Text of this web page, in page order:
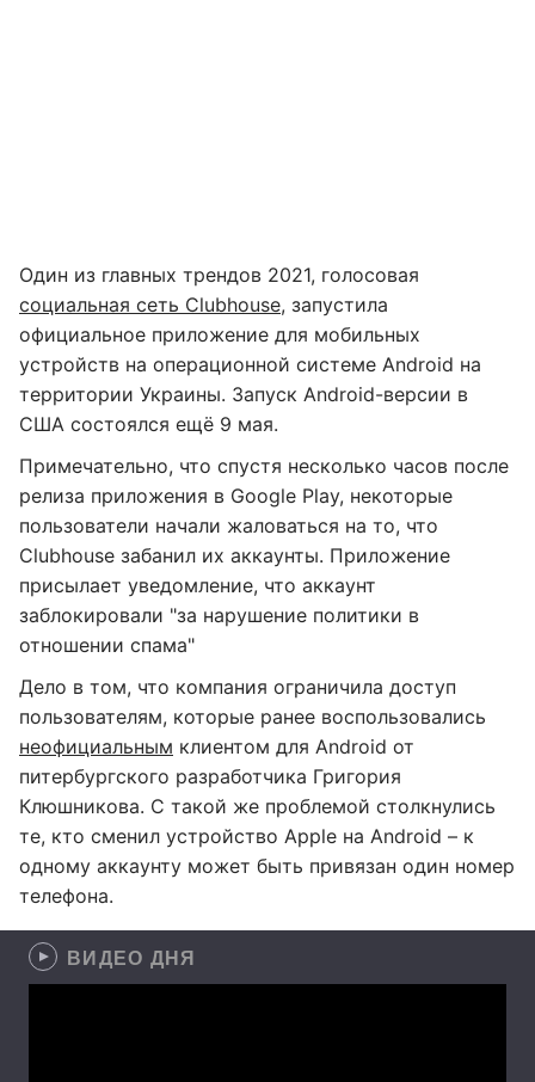
Один из главных трендов 2021, голосовая
социальная сеть Clubhouse, запустила
официальное приложение для мобильных
устройств на операционной системе Android на
территории Украины. Запуск Android-версии в
США состоялся ещё 9 мая.
Примечательно, что спустя несколько часов после
релиза приложения в Google Play, некоторые
пользователи начали жаловаться на то, что
Clubhouse забанил их аккаунты. Приложение
присылает уведомление, что аккаунт
заблокировали "за нарушение политики в
отношении спама"
Дело в том, что компания ограничила доступ
пользователям, которые ранее воспользовались
неофициальным клиентом для Android от
питербургского разработчика Григория
Клюшникова. С такой же проблемой столкнулись
те, кто сменил устройство Apple на Android – к
одному аккаунту может быть привязан один номер
телефона.
ВИДЕО ДНЯ